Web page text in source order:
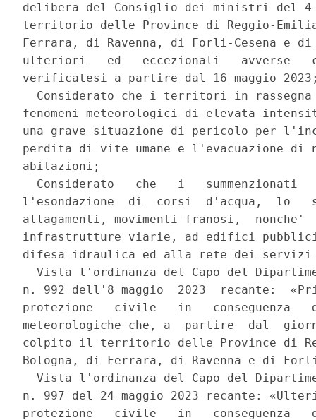
delibera del Consiglio dei ministri del 4
territorio delle Province di Reggio-
Ferrara, di Ravenna, di Forli-Cesena e
ulteriori   ed   eccezionali   avverse
verificatesi a partire dal 16 maggio
Considerato che i territori in
fenomeni meteorologici di elevata
una grave situazione di pericolo per
perdita di vite umane e l'evacuazione di
abitazioni;
Considerato   che   i   summenzionati
l'esondazione  di  corsi  d'acqua,  lo
allagamenti, movimenti franosi,  nonche'
infrastrutture viarie, ad edifici
difesa idraulica ed alla rete dei
Vista l'ordinanza del Capo del
n. 992 dell'8 maggio  2023  recante:
protezione   civile   in   conseguenza
meteorologiche che, a  partire  dal
colpito il territorio delle Province di
Bologna, di Ferrara, di Ravenna e di
Vista l'ordinanza del Capo del
n. 997 del 24 maggio 2023 recante:
protezione   civile   in   conseguenza